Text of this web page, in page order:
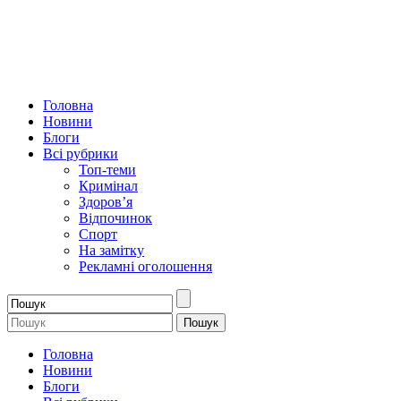
Головна
Новини
Блоги
Всі рубрики
Топ-теми
Кримінал
Здоров’я
Відпочинок
Спорт
На замітку
Рекламні оголошення
Головна
Новини
Блоги